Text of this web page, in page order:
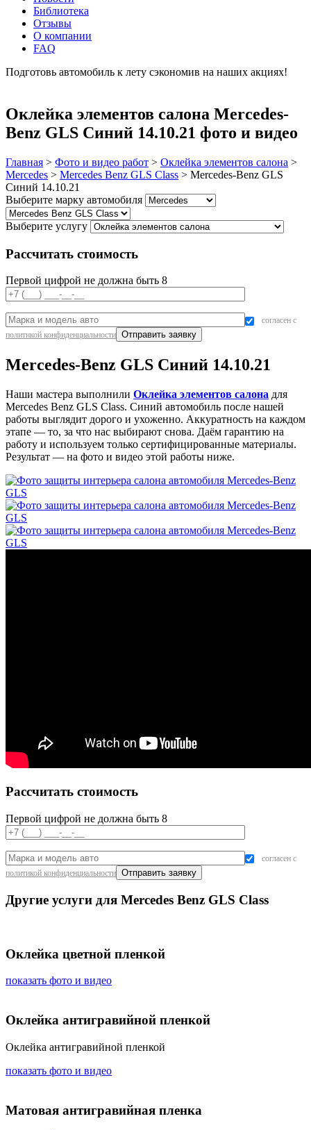
Библиотека
Отзывы
О компании
FAQ
Подготовь автомобиль к лету сэкономив на наших акциях!
Оклейка элементов салона Mercedes-
Benz GLS Синий 14.10.21 фото и видео
Главная > Фото и видео работ > Оклейка элементов салона >
Mercedes > Mercedes Benz GLS Class > Mercedes-Benz GLS
Синий 14.10.21
Выберите марку автомобиля
Выберите услугу
Рассчитать стоимость
Первой цифрой не должна быть 8
согласен с
политикой конфиденциальности
Mercedes-Benz GLS Синий 14.10.21
Наши мастера выполнили Оклейка элементов салона для
Mercedes Benz GLS Class. Синий автомобиль после нашей
работы выглядит дорого и ухоженно. Аккуратность на каждом
этапе — то, за что нас выбирают снова. Даём гарантию на
работу и используем только сертифицированные материалы.
Результат — на фото и видео этой работы ниже.
Рассчитать стоимость
Первой цифрой не должна быть 8
согласен с
политикой конфиденциальности
Другие услуги для Mercedes Benz GLS Class
Оклейка цветной пленкой
показать фото и видео
Оклейка антигравийной пленкой
Оклейка антигравийной пленкой
показать фото и видео
Матовая антигравийная пленка